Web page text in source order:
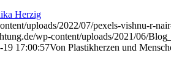
Herzig
uploads/2022/07/pexels-vishnu-r-
wp-content/uploads/2021/06/
19 17:00:57Von Plastikherzen und